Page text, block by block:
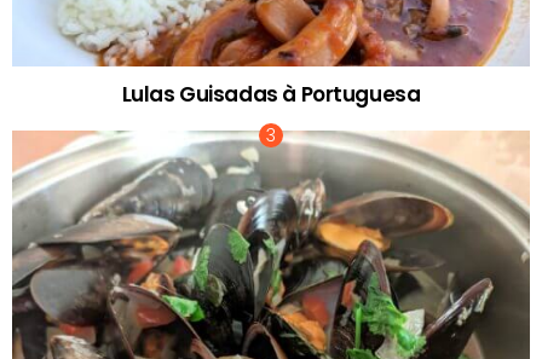
Lulas Guisadas à Portuguesa